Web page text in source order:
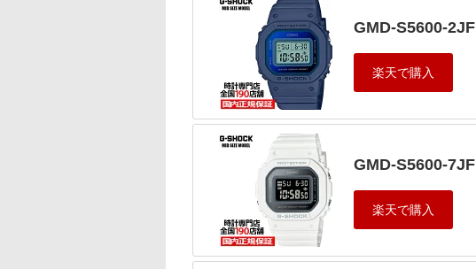
GMD-S5600-2JF
GMD-S5600-7JF